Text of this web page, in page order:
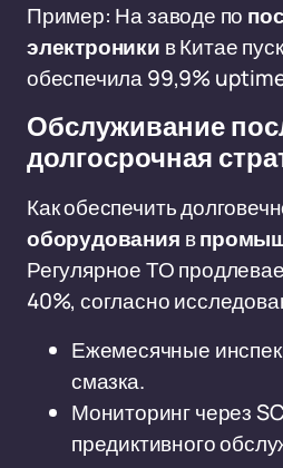
Пример: На заводе по
электроники в Китае
обеспечила 99,9%
Обслуживание
долгосрочная
Как обеспечить
оборудования в
Регулярное ТО
40%, согласно
Ежемесячные
смазка.
Мониторинг через
предиктивного